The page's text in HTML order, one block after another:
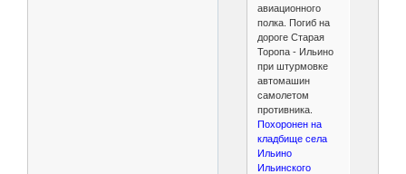
авиационного
полка. Погиб на
дороге Старая
Торопа - Ильино
при штурмовке
автомашин
самолетом
противника.
Похоронен на
кладбище села
Ильино
Ильинского